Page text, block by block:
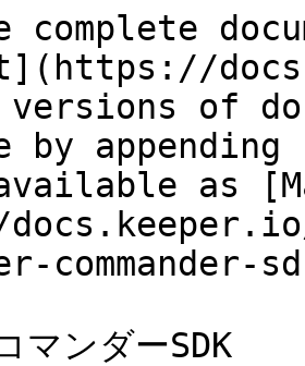
complete
versions of
by
as
commander-
ンダーSDK